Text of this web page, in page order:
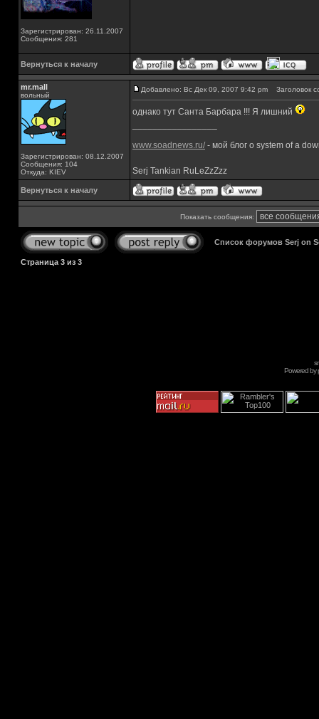
Зарегистрирован: 26.11.2007
Сообщения: 281
Вернуться к началу
mr.mall
вольный
Зарегистрирован: 08.12.2007
Сообщения: 104
Откуда: KIEV
Добавлено: Вс Дек 09, 2007 9:42 pm Заголовок
однако тут Санта Барбара !!! Я лишний
www.soadnews.ru/ - мой блог о system of a
Serj Tankian RuLeZzZzz
Вернуться к началу
Показать сообщения:
Список форумов Serj on
Страница 3 из 3
Powered by